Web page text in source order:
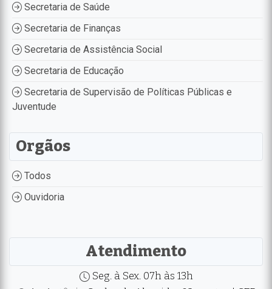
Secretaria de Saúde
Secretaria de Finanças
Secretaria de Assistência Social
Secretaria de Educação
Secretaria de Supervisão de Políticas Públicas e
Juventude
Orgãos
Todos
Ouvidoria
Atendimento
Seg. à Sex. 07h às 13h